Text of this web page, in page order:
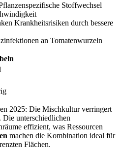
Stoffwechsel
Krankheitsrisiken durch bessere
an Tomatenwurzeln
2025: Die Mischkultur verringert
Die unterschiedlichen
effizient, was Ressourcen
machen die Kombination ideal für
Flächen.